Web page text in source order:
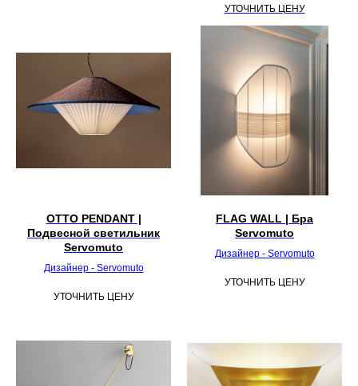
УТОЧНИТЬ ЦЕНУ
OTTO PENDANT |
Подвесной светильник
Servomuto
Дизайнер - Servomuto
УТОЧНИТЬ ЦЕНУ
FLAG WALL | Бра
Servomuto
Дизайнер - Servomuto
УТОЧНИТЬ ЦЕНУ